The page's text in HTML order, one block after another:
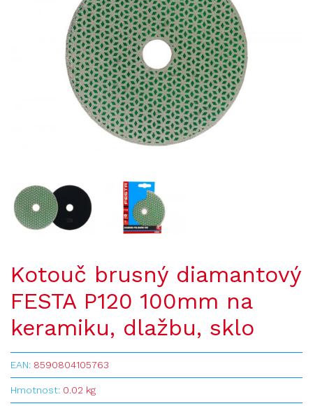
Kotouč brusný diamantový
FESTA P120 100mm na
keramiku, dlažbu, sklo
EAN: 8590804105763
Hmotnost: 0.02 kg